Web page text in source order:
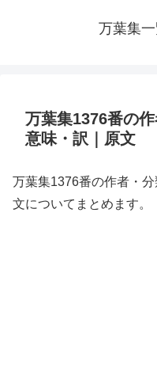
万葉集
万葉集1376番の作
意味・訳｜原文
万葉集1376番の作者・
文についてまとめます。